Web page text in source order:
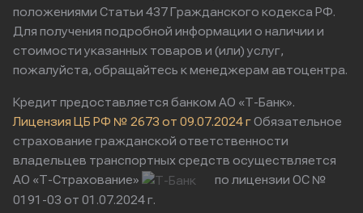
положениями Статьи 437 Гражданского кодекса РФ.
Для получения подробной информации о наличии и
стоимости указанных товаров и (или) услуг,
пожалуйста, обращайтесь к менеджерам автоцентра.
Кредит предоставляется банком АО «Т-Банк».
Лицензия ЦБ РФ № 2673 от 09.07.2024 гОбязательное
страхование гражданской ответственности
владельцев транспортных средств осуществляется
АО «Т-Страхование»
по лицензии ОС №
0191-03 от 01.07.2024 г.